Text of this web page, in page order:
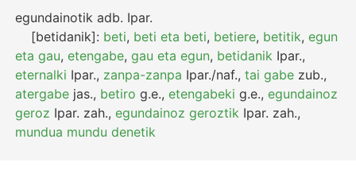
egundainotik adb. Ipar.
[betidanik]: beti, beti eta beti, betiere, betitik,egun
eta gau,etengabe,gau eta egun, betidanik Ipar.,
eternalki Ipar., zanpa-zanpa Ipar./naf.,tai gabe zub.,
atergabe jas., betiro g.e.,etengabeki g.e.,egundainoz
geroz Ipar. zah.,egundainoz geroztik Ipar. zah.,
mundua mundu denetik